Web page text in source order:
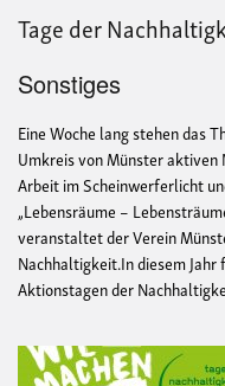
Tage der
Sonstiges
Eine Woche lang stehen das
Umkreis von Münster
Arbeit im Scheinwerferlicht
„Lebensräume –
veranstaltet der Verein
Nachhaltigkeit.In diesem
Aktionstagen der